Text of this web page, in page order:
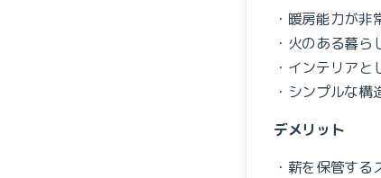
・暖房能力が非
・火のある暮
・インテリアと
・シンプルな
デメリット
・薪を保管す